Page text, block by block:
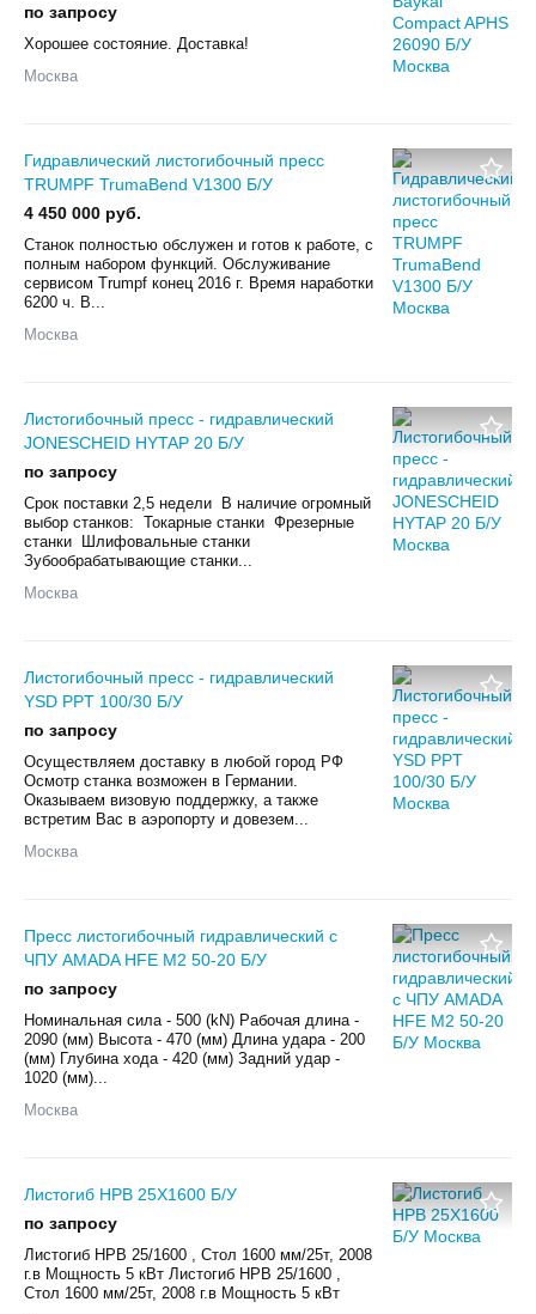
по запросу
Хорошее состояние. Доставка!
Москва
Гидравлический листогибочный пресс
TRUMPF TrumaBend V1300 Б/У
4 450 000 руб.
Станок полностью обслужен и готов к работе, с
полным набором функций. Обслуживание
сервисом Trumpf конец 2016 г. Время наработки
6200 ч. В...
Москва
Листогибочный пресс - гидравлический
JONESCHEID HYTAP 20 Б/У
по запросу
Срок поставки 2,5 недели В наличие огромный
выбор станков: Токарные станки Фрезерные
станки Шлифовальные станки
Зубообрабатывающие станки...
Москва
Листогибочный пресс - гидравлический
YSD PPT 100/30 Б/У
по запросу
Осуществляем доставку в любой город РФ
Осмотр станка возможен в Германии.
Оказываем визовую поддержку, а также
встретим Вас в аэропорту и довезем...
Москва
Пресс листогибочный гидравлический с
ЧПУ AMADA HFE M2 50-20 Б/У
по запросу
Номинальная сила - 500 (kN) Рабочая длина -
2090 (мм) Высота - 470 (мм) Длина удара - 200
(мм) Глубина хода - 420 (мм) Задний удар -
1020 (мм)...
Москва
Листогиб HPB 25X1600 Б/У
по запросу
Листогиб HPB 25/1600 , Стол 1600 мм/25т, 2008
г.в Мощность 5 кВт Листогиб HPB 25/1600 ,
Стол 1600 мм/25т, 2008 г.в Мощность 5 кВт